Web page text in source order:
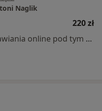
Naglik
220 zł
Specjalista nie oferuje umawiania online pod tym adresem.